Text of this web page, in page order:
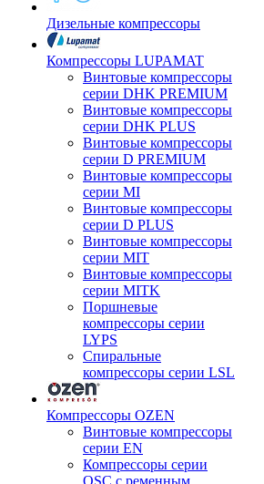
Дизельные компрессоры
Компрессоры LUPAMAT
Винтовые компрессоры
серии DHK PREMIUM
Винтовые компрессоры
серии DHK PLUS
Винтовые компрессоры
серии D PREMIUM
Винтовые компрессоры
серии MI
Винтовые компрессоры
серии D PLUS
Винтовые компрессоры
серии MIT
Винтовые компрессоры
серии MITK
Поршневые
компрессоры серии
LYPS
Спиральные
компрессоры серии LSL
Компрессоры OZEN
Винтовые компрессоры
серии EN
Компрессоры серии
OSC с ременным